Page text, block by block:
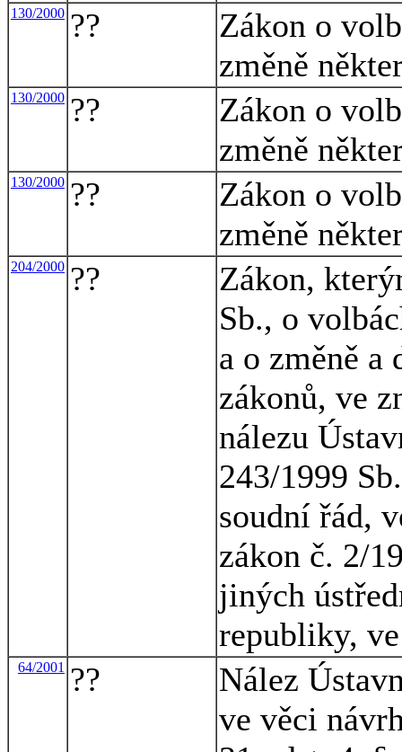
130/2000 ??
Zákon o
změně
130/2000 ??
Zákon o
změně
130/2000 ??
Zákon o
změně
204/2000 ??
Zákon,
Sb., o
a o změně a
zákonů, ve
nálezu
243/1999
soudní řád,
zákon č. 2/
jiných
republiky,
64/2001 ??
Nález
ve věci